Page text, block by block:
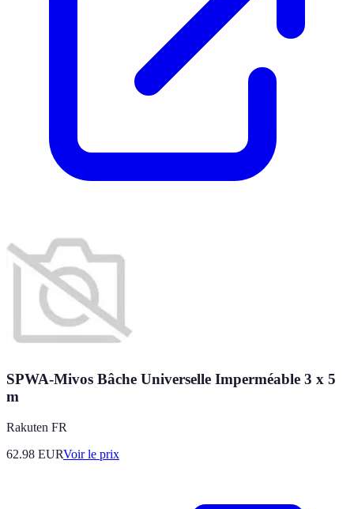
SPWA-Mivos Bâche Universelle Imperméable 3 x 5
m
Rakuten FR
62.98 EURVoir le prix